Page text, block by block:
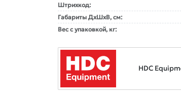
Штрихкод:
Габариты ДxШxВ, см:
Вес с упаковкой, кг:
HDC